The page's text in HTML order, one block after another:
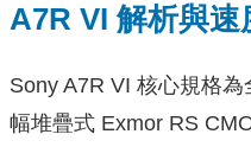
A7R VI 解析與速
Sony A7R VI 核心規格
幅堆疊式 Exmor RS